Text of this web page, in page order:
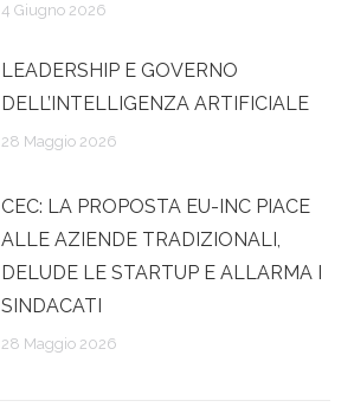
4 Giugno 2026
LEADERSHIP E GOVERNO
DELL’INTELLIGENZA ARTIFICIALE
28 Maggio 2026
CEC: LA PROPOSTA EU-INC PIACE
ALLE AZIENDE TRADIZIONALI,
DELUDE LE STARTUP E ALLARMA I
SINDACATI
28 Maggio 2026